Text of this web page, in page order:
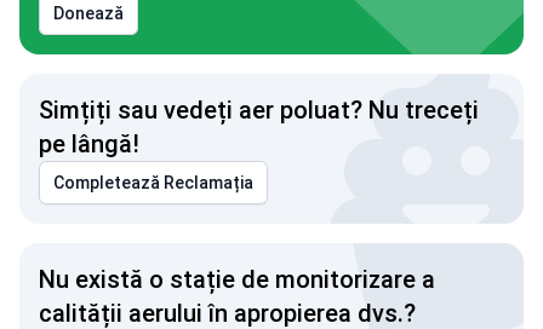
Donează
Simțiți sau vedeți aer poluat? Nu treceți
pe lângă!
Completează Reclamația
Nu există o stație de monitorizare a
calității aerului în apropierea dvs.?